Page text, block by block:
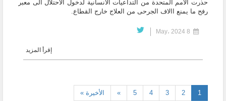
حذرت الامم المتحدة من التداعيات الانسانية لدخول الاحتلال الى معبر
رفح ما يمنع االاف الجرحى من العلاج خارج القطاع.
إقرأ المزيد
1
(current)
2
3
4
5
» الأخيرة »